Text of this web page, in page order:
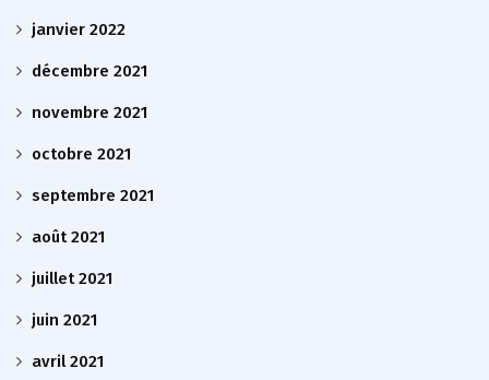
janvier 2022
décembre 2021
novembre 2021
octobre 2021
septembre 2021
août 2021
juillet 2021
juin 2021
avril 2021